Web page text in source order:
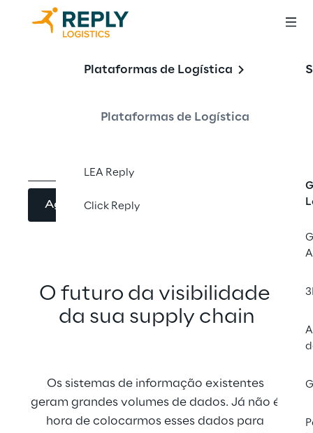
Plataformas de Logística
Plataformas de Logística
LEA Reply
Click Reply
LEA Reply™ Supply
Agende uma demo
O futuro da visibilidade
da sua supply chain
Os sistemas de informação existentes
geram grandes volumes de dados. Já não é
hora de colocarmos esses dados para